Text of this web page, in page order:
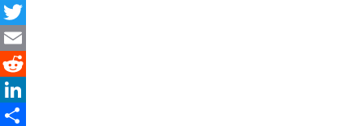
Facebook
Twitter
Email
Reddit
LinkedIn